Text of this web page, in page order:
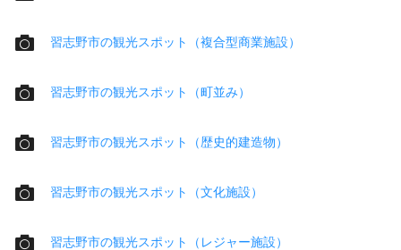
習志野市の観光スポット（複合型商業施設）
習志野市の観光スポット（町並み）
習志野市の観光スポット（歴史的建造物）
習志野市の観光スポット（文化施設）
習志野市の観光スポット（レジャー施設）